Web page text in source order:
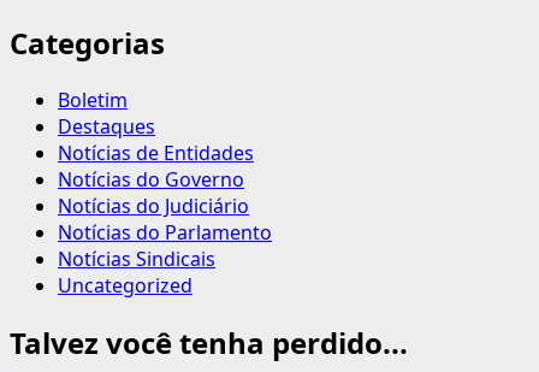
Categorias
Boletim
Destaques
Notícias de Entidades
Notícias do Governo
Notícias do Judiciário
Notícias do Parlamento
Notícias Sindicais
Uncategorized
Talvez você tenha perdido...